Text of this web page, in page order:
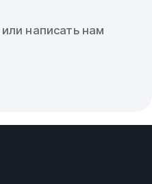
написать нам